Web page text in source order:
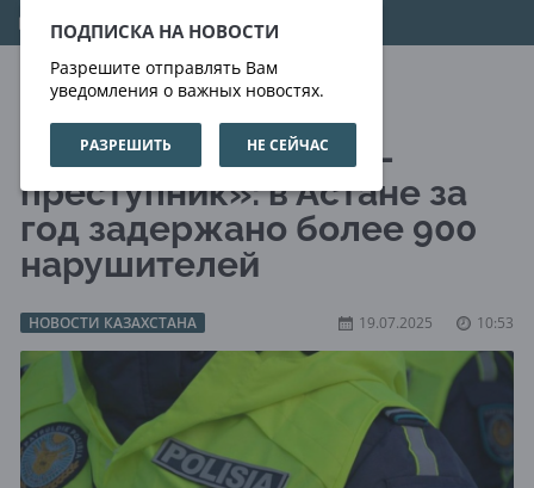
ПОДПИСКА НА НОВОСТИ
Разрешите отправлять Вам
уведомления о важных новостях.
РАЗРЕШИТЬ НЕ СЕЙЧАС
06.08.2026 07:41:52
«Пьяный водитель —
преступник»: в Астане за
год задержано более 900
нарушителей
НОВОСТИ КАЗАХСТАНА 19.07.2025 10:53